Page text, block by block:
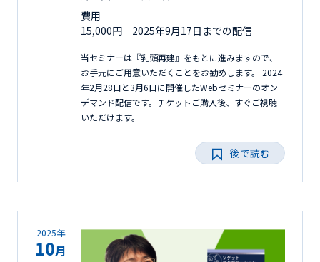
費用
15,000円 2025年9月17日までの配信
当セミナーは『乳頭再建』をもとに進みますので、
お手元にご用意いただくことをお勧めします。 2024
年2月28日と3月6日に開催したWebセミナーのオン
デマンド配信です。チケットご購入後、すぐご視聴
いただけます。
後で読む
2025年
10月